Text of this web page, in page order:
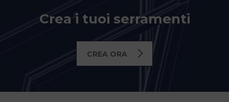
Crea i tuoi serramenti
CREA ORA